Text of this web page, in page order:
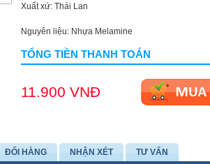
Xuất xứ: Thái Lan
Nguyên liệu: Nhựa Melamine
TỔNG TIỀN THANH TOÁN
11.900 VNĐ
ĐỔI HÀNG NHẬN XÉT TƯ VẤN